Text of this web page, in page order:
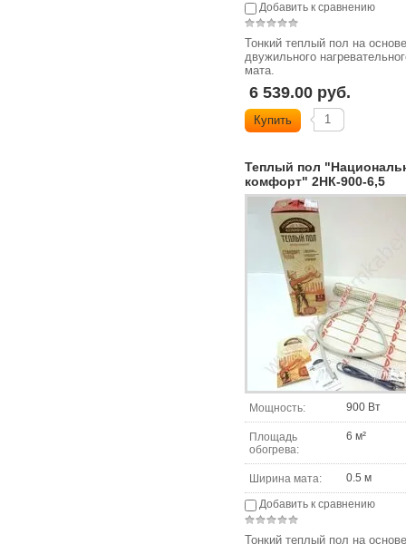
Добавить к сравнению
Тонкий теплый пол на основе
двужильного
мата.
6 539.00 руб.
Купить
Теплый пол
комфорт" 2НК-900-6,5
Мощность: 900 Вт
Площадь
обогрева:
6 м²
Ширина мата: 0.5 м
Добавить к сравнению
Тонкий теплый пол на основе